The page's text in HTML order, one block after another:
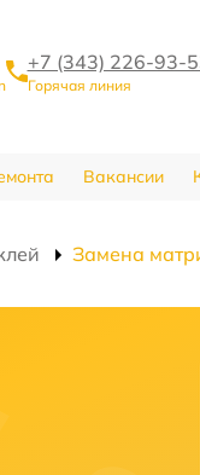
+7 (343) 226-93-
Горячая линия
Вакансии
Замена